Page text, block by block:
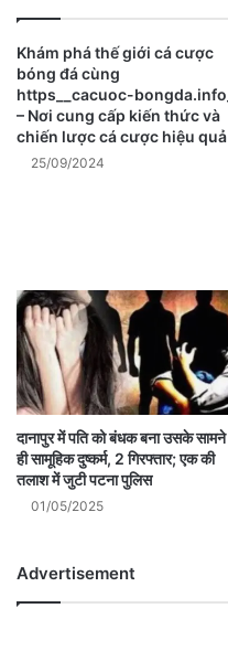
Khám phá thế giới cá cược
bóng đá cùng
https__cacuoc-bongda.info_
– Nơi cung cấp kiến thức và
chiến lược cá cược hiệu quả
25/09/2024
दानापुर में पति को बंधक बना उसके सामने
ही सामूहिक दुष्कर्म, 2 गिरफ्तार; एक की
तलाश में जुटी पटना पुलिस
01/05/2025
Advertisement